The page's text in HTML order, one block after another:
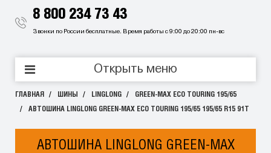
8 800 234 73 43
Звонки по России бесплатные. Время работы с 9:00 до 20:00 пн-вс
Открыть меню
ГЛАВНАЯ ШИНЫ LINGLONG GREEN-MAX ECO TOURING 195/65
АВТОШИНА LINGLONG GREEN-MAX ECO TOURING 195/65 195/65 R15 91T
АВТОШИНА LINGLONG GREEN-MAX